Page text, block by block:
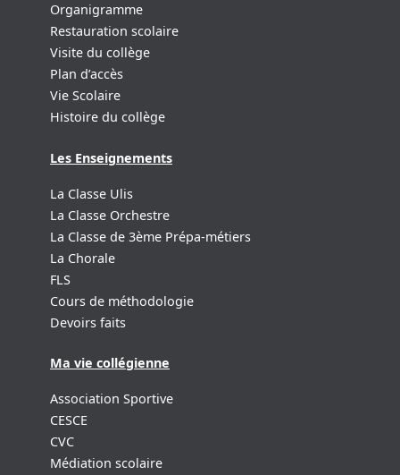
Organigramme
Restauration scolaire
Visite du collège
Plan d’accès
Vie Scolaire
Histoire du collège
Les Enseignements
La Classe Ulis
La Classe Orchestre
La Classe de 3ème Prépa-métiers
La Chorale
FLS
Cours de méthodologie
Devoirs faits
Ma vie collégienne
Association Sportive
CESCE
CVC
Médiation scolaire